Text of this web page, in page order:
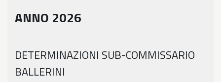
ANNO 2026
DETERMINAZIONI SUB-COMMISSARIO
BALLERINI